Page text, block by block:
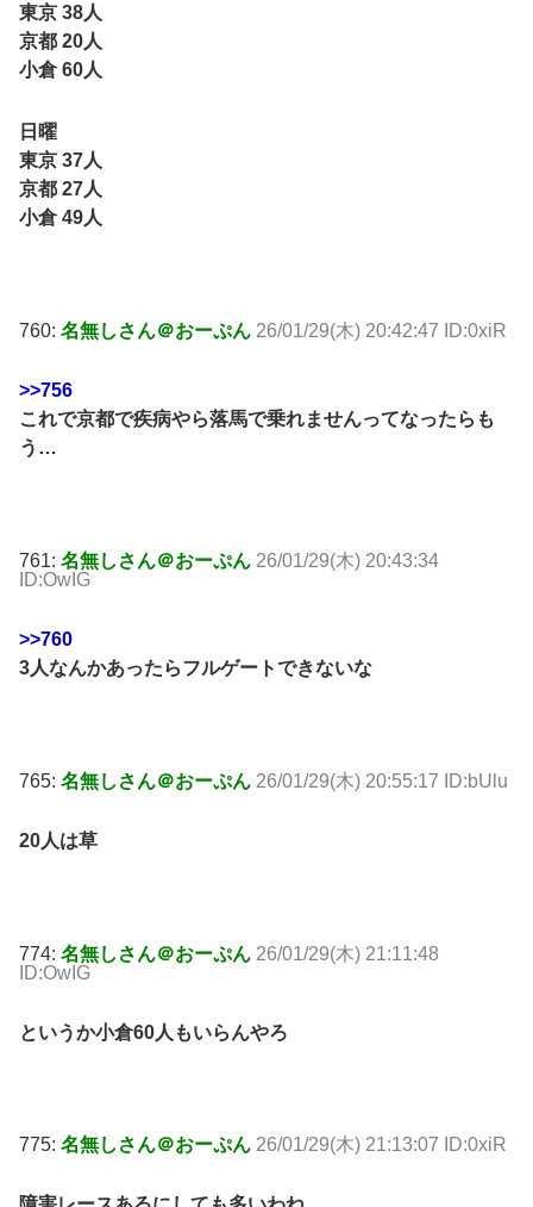
東京 38人
京都 20人
小倉 60人
日曜
東京 37人
京都 27人
小倉 49人
760: 名無しさん＠おーぷん 26/01/29(木) 20:42:47 ID:0xiR
>>756
これで京都で疾病やら落馬で乗れませんってなったらも
う…
761: 名無しさん＠おーぷん 26/01/29(木) 20:43:34
ID:OwIG
>>760
3人なんかあったらフルゲートできないな
765: 名無しさん＠おーぷん 26/01/29(木) 20:55:17 ID:bUlu
20人は草
774: 名無しさん＠おーぷん 26/01/29(木) 21:11:48
ID:OwIG
というか小倉60人もいらんやろ
775: 名無しさん＠おーぷん 26/01/29(木) 21:13:07 ID:0xiR